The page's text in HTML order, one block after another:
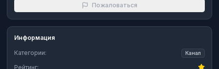
Пожаловаться
Информация
Категории: Канал
Рейтинг: